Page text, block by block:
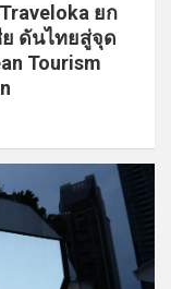
ยก
ดันไทยสู่จุด
Tourism